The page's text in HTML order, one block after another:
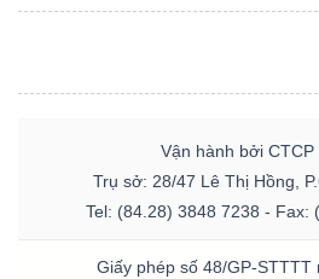
Vận hành bởi CTCP
Trụ sở: 28/47 Lê Thị Hồng,
Tel: (84.28) 3848 7238 - Fax:
Giấy phép số 48/GP-STTTT